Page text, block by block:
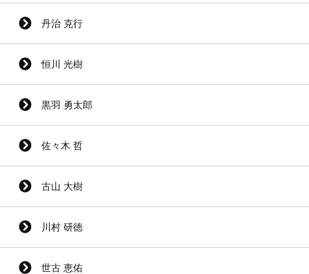
丹治 克行
恒川 光樹
黒羽 勇太郎
佐々木 哲
古山 大樹
川村 研徳
世古 恵佑